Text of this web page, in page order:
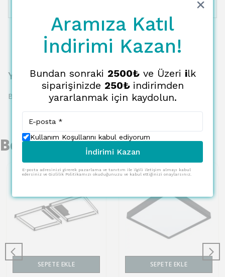
834.33 TL
Yorumlar
Bu ürün için henüz yorum yapılmamış.
Benzer Ürünler
SEPETE EKLE SEPETE EKLE
Aramıza Katıl
İndirimi Kazan!
Bundan sonraki 2500₺ve Üzeri ilk
siparişinizde 250₺ indirimden
yararlanmak için kaydolun.
Kullanım Koşullarını kabul ediyorum
İndirimi Kazan
E-posta adresinizi girerek pazarlama ve tanıtım ile ilgili iletişim almayı kabul
edersiniz ve Gizlilik Politikamızı okuduğunuzu ve kabul ettiğinizi onaylarsınız.